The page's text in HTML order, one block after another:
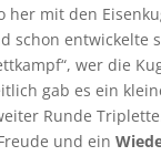
her mit den
schon entwickelte
wer die
gab es ein
Runde
und ein